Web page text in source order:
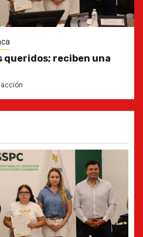
queridos; reciben una